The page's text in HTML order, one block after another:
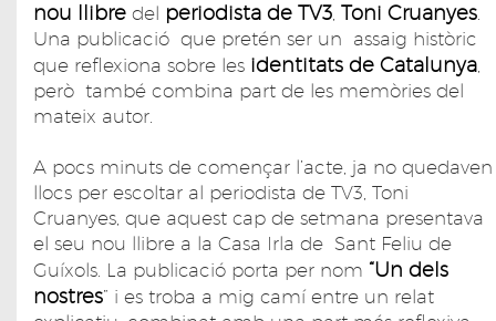
nou llibre del periodista de TV3, Toni Cruanyes.
Una publicació que pretén ser un assaig històric
que reflexiona sobre les identitats de Catalunya,
però també combina part de les memòries del
mateix autor.
A pocs minuts de començar l’acte, ja no quedaven
llocs per escoltar al periodista de TV3, Toni
Cruanyes, que aquest cap de setmana presentava
el seu nou llibre a la Casa Irla de Sant Feliu de
Guíxols. La publicació porta per nom “Un dels
nostres” i es troba a mig camí entre un relat